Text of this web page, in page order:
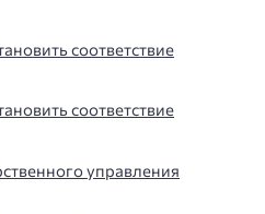
соответствие
соответствие
управления